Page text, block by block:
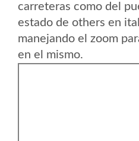
carreteras como del
estado de others en
manejando el zoom
en el mismo.